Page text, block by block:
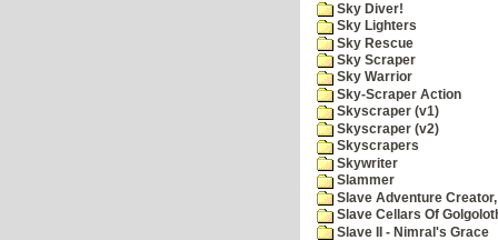
Sky Diver!
Sky Lighters
Sky Rescue
Sky Scraper
Sky Warrior
Sky-Scraper Action
Skyscraper (v1)
Skyscraper (v2)
Skyscrapers
Skywriter
Slammer
Slave Adventure Creator,
Slave Cellars Of
Slave II - Nimral's Grace